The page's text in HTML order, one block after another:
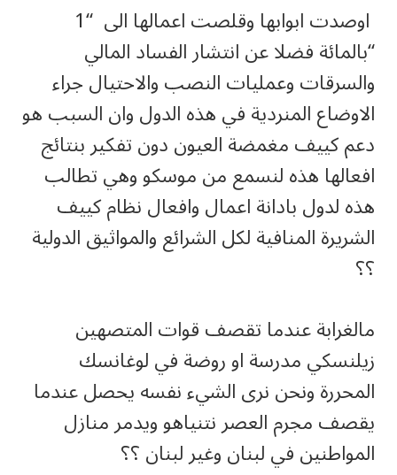
اوصدت ابوابها وقلصت اعمالها الى “1
“بالمائة فضلا عن انتشار الفساد المالي
والسرقات وعمليات النصب والاحتيال جراء
الاوضاع المنردية في هذه الدول وان السبب هو
دعم كييف مغمضة العيون دون تفكير بنتائج
افعالها هذه لنسمع من موسكو وهي تطالب
هذه لدول بادانة اعمال وافعال نظام كييف
الشريرة المنافية لكل الشرائع والمواثيق الدولية
؟؟
مالغرابة عندما تقصف قوات المتصهين
زيلنسكي مدرسة او روضة في لوغانسك
المحررة ونحن نرى الشيء نفسه يحصل عندما
يقصف مجرم العصر نتنياهو ويدمر منازل
المواطنين في لبنان وغير لبنان ؟؟